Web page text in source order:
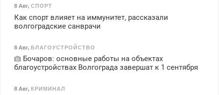
8 Авг, СПОРТ
Как спорт влияет на иммунитет, рассказали
волгоградские санврачи
8 Авг, БЛАГОУСТРОЙСТВО
Бочаров: основные работы на объектах
благоустройствах Волгограда завершат к 1 сентября
8 Авг, КРИМИНАЛ